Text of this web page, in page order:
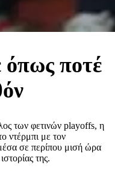
ποτέ
των φετινών playoffs, η
ντέρμπι με τον
σε περίπου μισή ώρα
της.